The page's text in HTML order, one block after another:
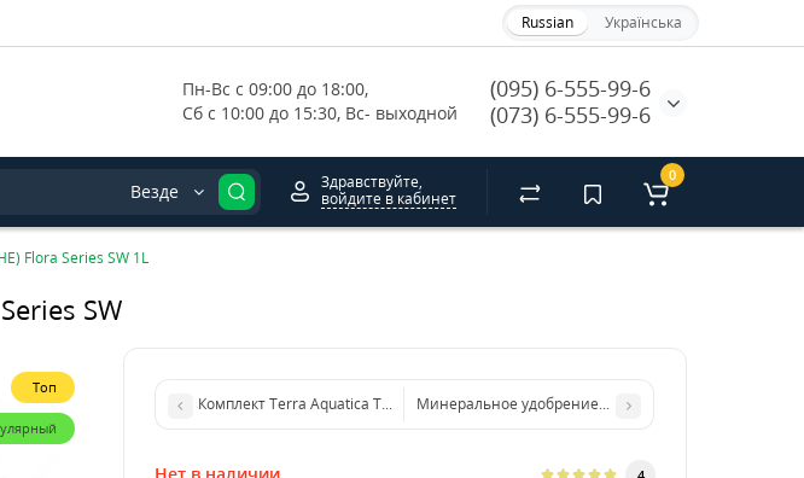
Russian Українська
Пн-Вс с 09:00 до 18:00,
Сб с 10:00 до 15:30, Вс- выходной
(095) 6-555-99-6
(073) 6-555-99-6
Везде
Здравствуйте,
войдите в кабинет
0
Flora Series SW 1L
SW
Топ
Комплект Terra Aquatica Tripart (GHE) Flora Series HW 1LМинеральное удобрение Terra Aquatica Tripart Micro